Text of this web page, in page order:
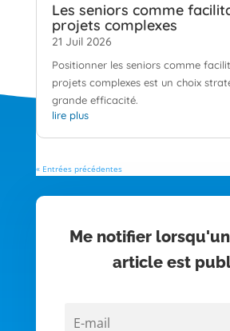
Les seniors comme
projets complexes
21 Juil 2026
Positionner les seniors comme
projets complexes est un choix
grande efficacité.
lire plus
« Entrées précédentes
Me notifier
article est